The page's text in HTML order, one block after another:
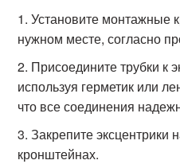
Установите монтажные
нужном месте, согласно
Присоедините трубки к
используя герметик или
что все соединения
Закрепите эксцентрики
кронштейнах.